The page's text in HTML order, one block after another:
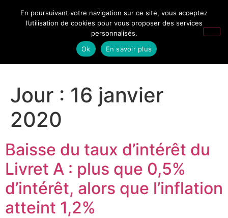
Jour : 16 janvier
2020
Baisse du taux d’intérêt du
Livret A : plus que 0,5%
d’intérêt, alors que l’inflation
atteint 1,2%
En poursuivant votre navigation sur ce site, vous acceptez
l’utilisation de cookies pour vous proposer des services
personnalisés.
Ok
En savoir plus